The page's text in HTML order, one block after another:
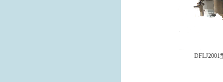
DFLJ2001